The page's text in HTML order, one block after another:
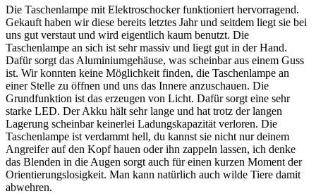
Die Taschenlampe mit Elektroschocker funktioniert hervorragend.
Gekauft haben wir diese bereits letztes Jahr und seitdem liegt sie bei
uns gut verstaut und wird eigentlich kaum benutzt. Die
Taschenlampe an sich ist sehr massiv und liegt gut in der Hand.
Dafür sorgt das Aluminiumgehäuse, was scheinbar aus einem Guss
ist. Wir konnten keine Möglichkeit finden, die Taschenlampe an
einer Stelle zu öffnen und uns das Innere anzuschauen. Die
Grundfunktion ist das erzeugen von Licht. Dafür sorgt eine sehr
starke LED. Der Akku hält sehr lange und hat trotz der langen
Lagerung scheinbar keinerlei Ladungskapazität verloren. Die
Taschenlampe ist verdammt hell, du kannst sie nicht nur deinem
Angreifer auf den Kopf hauen oder ihn zappeln lassen, ich denke
das Blenden in die Augen sorgt auch für einen kurzen Moment der
Orientierungslosigkeit. Man kann natürlich auch wilde Tiere damit
abwehren.